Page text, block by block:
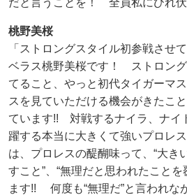
だと言うことを！ 全員私にひれ伏
桃野美桜
「ストロングスタイル初参戦さ
ベラス桃野美桜です！ ストロン
てること、やっと初代タイガーマ
スを見ていただける機会がきたこ
ています!! 対戦するナイラ、ナイ
躍する本当に大きくて強いプロレ
は、プロレスの醍醐味って、“大き
すこと”、“無理だと思われたこと
ます!! 何度も“無理だ”と言われな